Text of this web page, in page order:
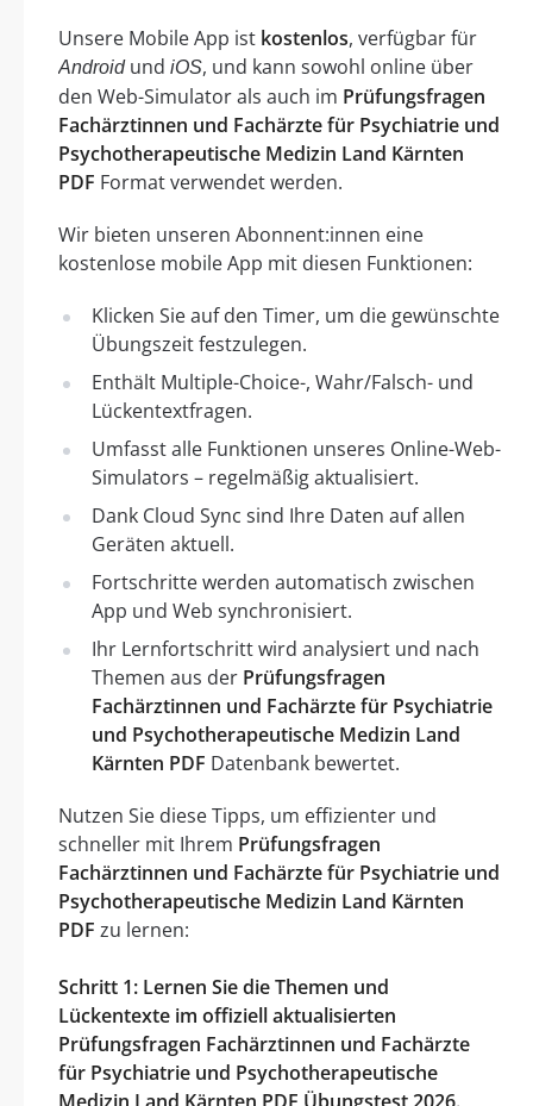
Unsere Mobile App ist kostenlos, verfügbar für
Androidund iOS, und kann sowohl online über
den Web-Simulator als auch im Prüfungsfragen
Fachärztinnen und Fachärzte für Psychiatrie und
Psychotherapeutische Medizin Land Kärnten
PDF Format verwendet werden.
Wir bieten unseren Abonnent:innen eine
kostenlose mobile App mit diesen Funktionen:
Klicken Sie auf den Timer, um die gewünschte
Übungszeit festzulegen.
Enthält Multiple-Choice-, Wahr/Falsch- und
Lückentextfragen.
Umfasst alle Funktionen unseres Online-Web-
Simulators – regelmäßig aktualisiert.
Dank Cloud Sync sind Ihre Daten auf allen
Geräten aktuell.
Fortschritte werden automatisch zwischen
App und Web synchronisiert.
Ihr Lernfortschritt wird analysiert und nach
Themen aus der Prüfungsfragen
Fachärztinnen und Fachärzte für Psychiatrie
und Psychotherapeutische Medizin Land
Kärnten PDF Datenbank bewertet.
Nutzen Sie diese Tipps, um effizienter und
schneller mit Ihrem Prüfungsfragen
Fachärztinnen und Fachärzte für Psychiatrie und
Psychotherapeutische Medizin Land Kärnten
PDF zu lernen:
Schritt 1: Lernen Sie die Themen und
Lückentexte im offiziell aktualisierten
Prüfungsfragen Fachärztinnen und Fachärzte
für Psychiatrie und Psychotherapeutische